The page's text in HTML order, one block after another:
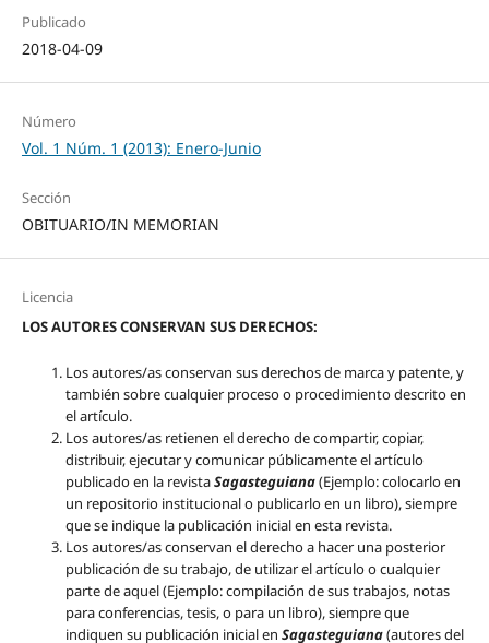
Publicado
2018-04-09
Número
Vol. 1 Núm. 1 (2013): Enero-Junio
Sección
OBITUARIO/IN MEMORIAN
Licencia
LOS AUTORES CONSERVAN SUS DERECHOS:
Los autores/as conservan sus derechos de marca y patente, y
también sobre cualquier proceso o procedimiento descrito en
el artículo.
Los autores/as retienen el derecho de compartir, copiar,
distribuir, ejecutar y comunicar públicamente el artículo
publicado en la revistaSagasteguiana(Ejemplo: colocarlo en
un repositorio institucional o publicarlo en un libro), siempre
que se indique la publicación inicial en esta revista.
Los autores/as conservan el derecho a hacer una posterior
publicación de su trabajo, de utilizar el artículo o cualquier
parte de aquel (Ejemplo: compilación de sus trabajos, notas
para conferencias, tesis, o para un libro), siempre que
indiquen su publicación inicial en Sagasteguiana(autores del